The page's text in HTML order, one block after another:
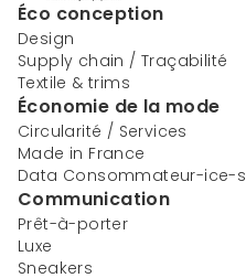
Éco conception
Design
Supply chain / Traçabilité
Textile & trims
Économie de la mode
Circularité / Services
Made in France
Data Consommateur-ice-s
Communication
Prêt-à-porter
Luxe
Sneakers